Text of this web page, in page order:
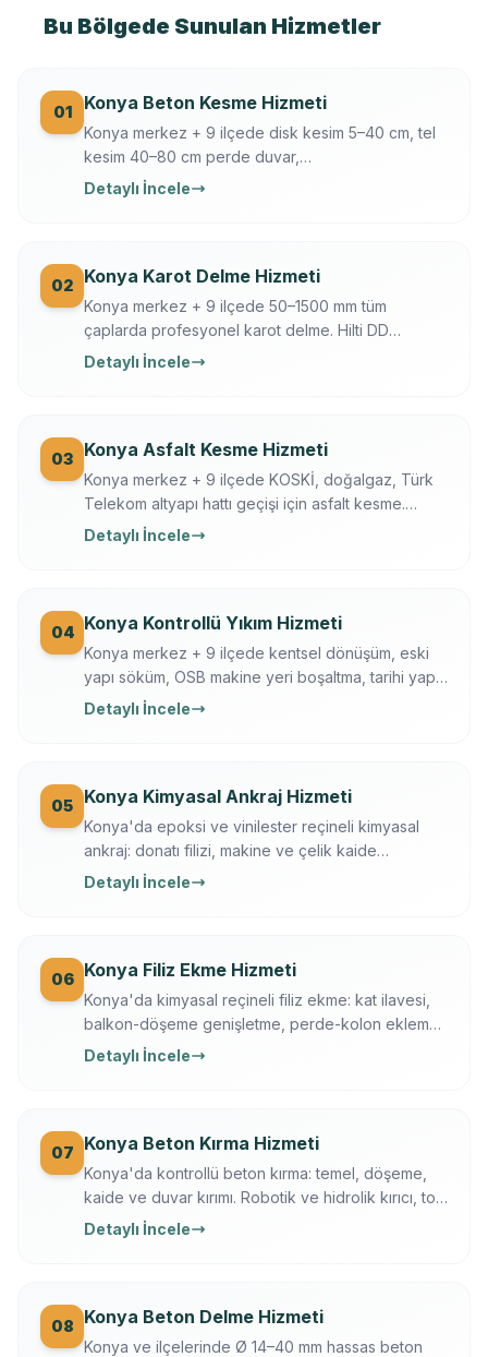
Bu Bölgede Sunulan Hizmetler
01 Konya Beton Kesme Hizmeti
Konya merkez + 9 ilçede disk kesim 5–40 cm, tel
kesim 40–80 cm perde duvar,
döşeme/temel/zemin kesimi. Hilti + Husqvarna
Detaylı İncele
02 Konya Karot Delme Hizmeti
Konya merkez + 9 ilçede 50–1500 mm tüm
çaplarda profesyonel karot delme. Hilti DD
250/350, Ferroscan donatı tarama, su soğutmalı
Detaylı İncele
03 Konya Asfalt Kesme Hizmeti
Konya merkez + 9 ilçede KOSKİ, doğalgaz, Türk
Telekom altyapı hattı geçişi için asfalt kesme.
Husqvarna FS 7000, gece çalışma, trafik düzeni.
Detaylı İncele
04 Konya Kontrollü Yıkım Hizmeti
Konya merkez + 9 ilçede kentsel dönüşüm, eski
yapı söküm, OSB makine yeri boşaltma, tarihi yapı
kısmi yıkım. İş güvenliği + sigortalı operasyon,
Detaylı İncele
05 Konya Kimyasal Ankraj Hizmeti
Konya'da epoksi ve vinilester reçineli kimyasal
ankraj: donatı filizi, makine ve çelik kaide
sabitleme. Ücretsiz keşif, çekme testi, yazılı
Detaylı İncele
06 Konya Filiz Ekme Hizmeti
Konya'da kimyasal reçineli filiz ekme: kat ilavesi,
balkon-döşeme genişletme, perde-kolon ekleme.
Ferroscan kontrollü, çekme testli, yazılı garanti.
Detaylı İncele
07 Konya Beton Kırma Hizmeti
Konya'da kontrollü beton kırma: temel, döşeme,
kaide ve duvar kırımı. Robotik ve hidrolik kırıcı, toz
bastırma, moloz dahil, sigortalı operasyon.
Detaylı İncele
08 Konya Beton Delme Hizmeti
Konya ve ilçelerinde Ø 14–40 mm hassas beton